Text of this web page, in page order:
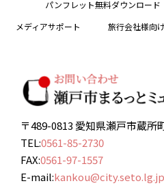
パンフレット無料ダウンロード
メディアサポート
旅行会社様向
〒489-0813 愛知県瀬戸市蔵所
TEL:0561-85-2730
FAX:0561-97-1557
E-mail:kankou@city.seto.lg.jp